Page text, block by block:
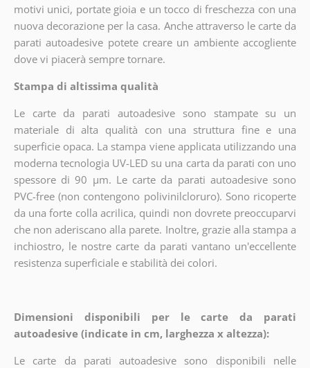
motivi unici, portate gioia e un tocco di freschezza con una
nuova decorazione per la casa. Anche attraverso le carte da
parati autoadesive potete creare un ambiente accogliente
dove vi piacerà sempre tornare.
Stampa di altissima qualità
Le carte da parati autoadesive sono stampate su un
materiale di alta qualità con una struttura fine e una
superficie opaca. La stampa viene applicata utilizzando una
moderna tecnologia UV-LED su una carta da parati con uno
spessore di 90 µm. Le carte da parati autoadesive sono
PVC-free (non contengono polivinilcloruro). Sono ricoperte
da una forte colla acrilica, quindi non dovrete preoccuparvi
che non aderiscano alla parete. Inoltre, grazie alla stampa a
inchiostro, le nostre carte da parati vantano un'eccellente
resistenza superficiale e stabilità dei colori.
Dimensioni disponibili per le carte da parati
autoadesive (indicate in cm, larghezza x altezza):
Le carte da parati autoadesive sono disponibili nelle